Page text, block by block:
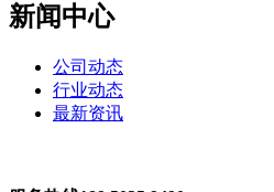
新闻中心
公司动态
行业动态
最新资讯